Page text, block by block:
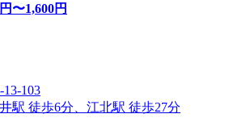
円〜1,600円
103
駅 徒歩6分、江北駅 徒歩27分